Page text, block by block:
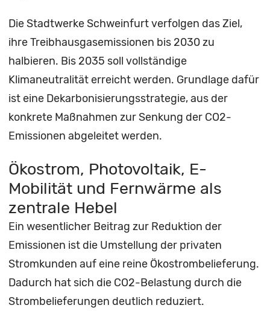
Die Stadtwerke Schweinfurt verfolgen das Ziel,
ihre Treibhausgasemissionen bis 2030 zu
halbieren. Bis 2035 soll vollständige
Klimaneutralität erreicht werden. Grundlage dafür
ist eine Dekarbonisierungsstrategie, aus der
konkrete Maßnahmen zur Senkung der CO2-
Emissionen abgeleitet werden.
Ökostrom, Photovoltaik, E-
Mobilität und Fernwärme als
zentrale Hebel
Ein wesentlicher Beitrag zur Reduktion der
Emissionen ist die Umstellung der privaten
Stromkunden auf eine reine Ökostrombelieferung.
Dadurch hat sich die CO2-Belastung durch die
Strombelieferungen deutlich reduziert.